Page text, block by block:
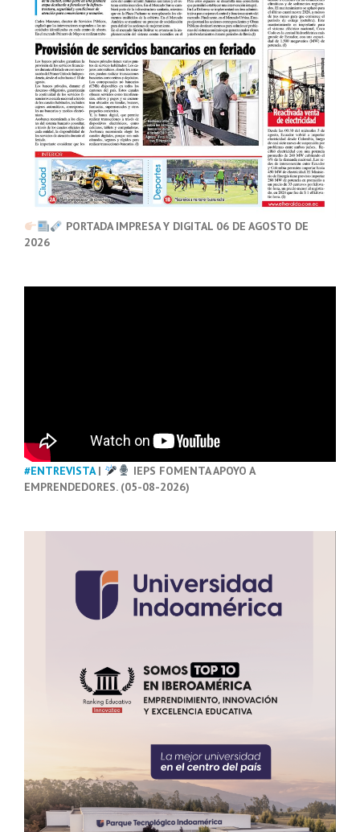
PORTADA IMPRESA Y DIGITAL 06 DE AGOSTO DE
2026
#ENTREVISTA|
IEPS FOMENTA APOYO A
EMPRENDEDORES. (05-08-2026)